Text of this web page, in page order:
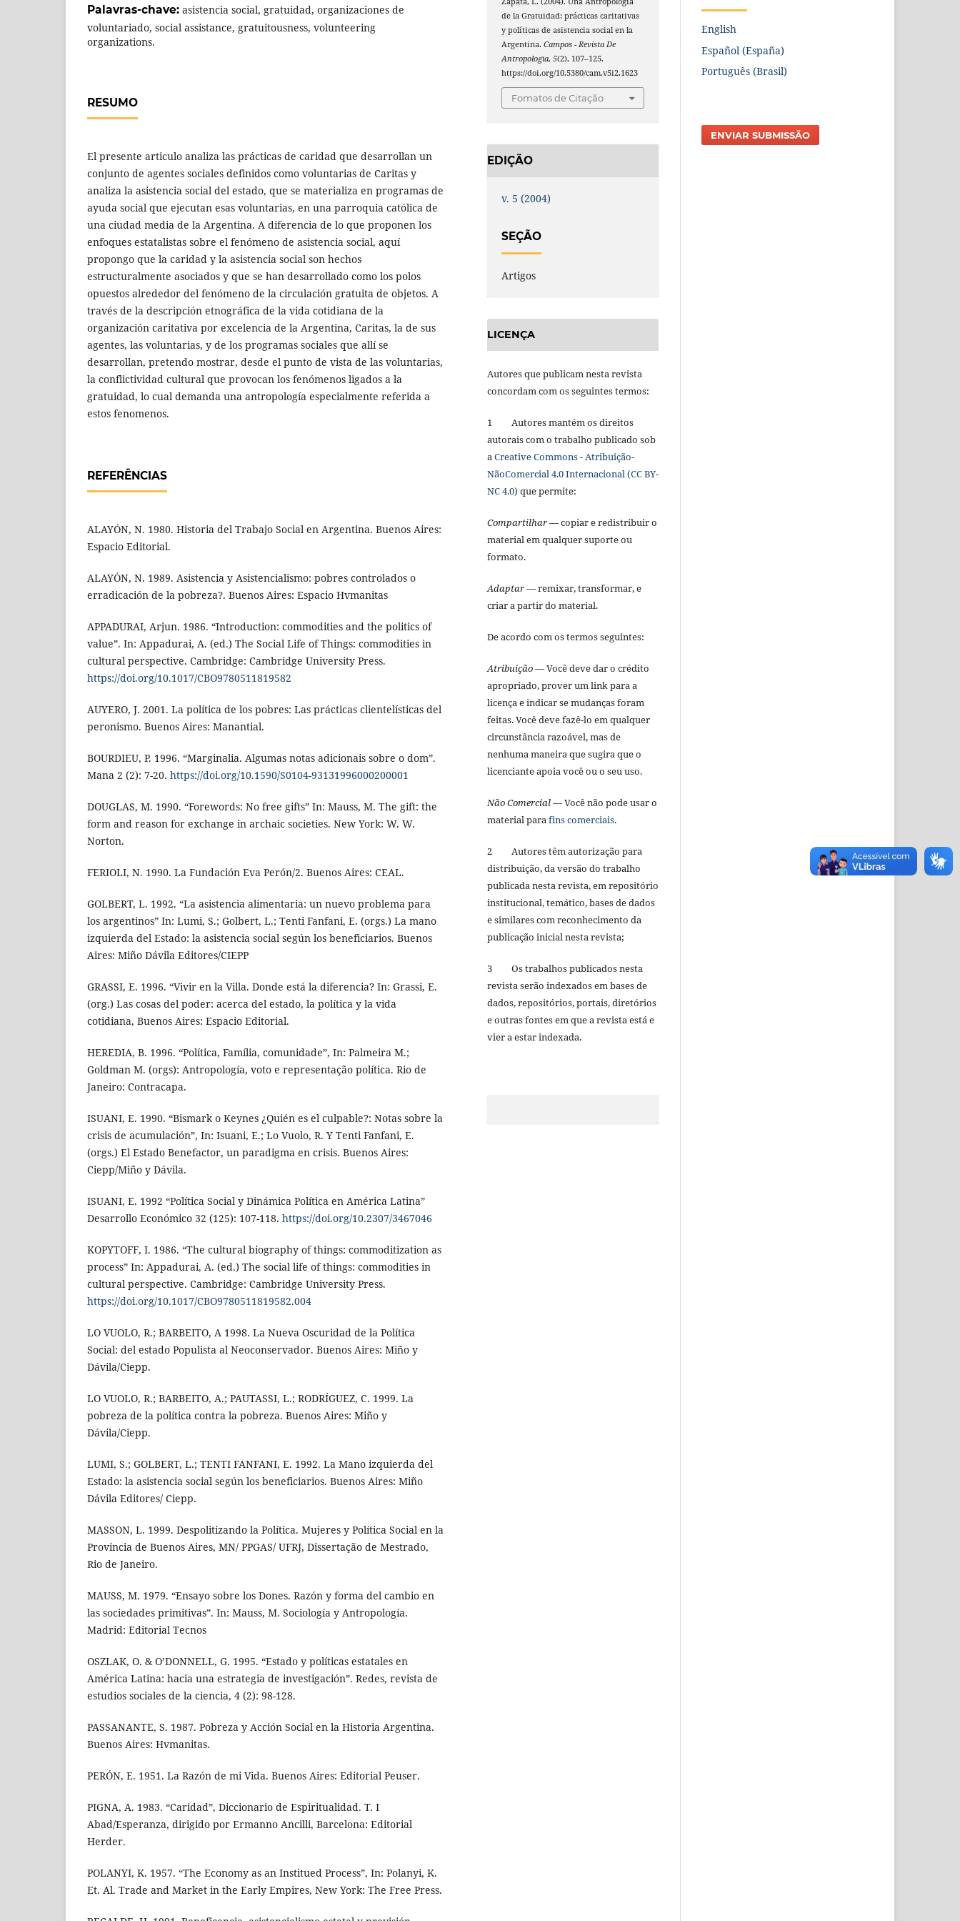
Palavras-chave: asistencia social, gratuidad, organizaciones de
voluntariado, social assistance, gratuitousness, volunteering
organizations.
RESUMO
El presente articulo analiza las prácticas de caridad que desarrollan un
conjunto de agentes sociales definidos como voluntarias de Caritas y
analiza la asistencia social del estado, que se materializa en programas de
ayuda social que ejecutan esas voluntarias, en una parroquia católica de
una ciudad media de la Argentina. A diferencia de lo que proponen los
enfoques estatalistas sobre el fenómeno de asistencia social, aquí
propongo que la caridad y la asistencia social son hechos
estructuralmente asociados y que se han desarrollado como los polos
opuestos alrededor del fenómeno de la circulación gratuita de objetos. A
través de la descripción etnográfica de la vida cotidiana de la
organización caritativa por excelencia de la Argentina, Caritas, la de sus
agentes, las voluntarias, y de los programas sociales que allí se
desarrollan, pretendo mostrar, desde el punto de vista de las voluntarias,
la conflictividad cultural que provocan los fenómenos ligados a la
gratuidad, lo cual demanda una antropología especialmente referida a
estos fenomenos.
REFERÊNCIAS
ALAYÓN, N. 1980. Historia del Trabajo Social en Argentina. Buenos Aires:
Espacio Editorial.
ALAYÓN, N. 1989. Asistencia y Asistencialismo: pobres controlados o
erradicación de la pobreza?. Buenos Aires: Espacio Hvmanitas
APPADURAI, Arjun. 1986. “Introduction: commodities and the politics of
value”. In: Appadurai, A. (ed.) The Social Life of Things: commodities in
cultural perspective. Cambridge: Cambridge University Press.
https://doi.org/10.1017/CBO9780511819582
AUYERO, J. 2001. La política de los pobres: Las prácticas clientelísticas del
peronismo. Buenos Aires: Manantial.
BOURDIEU, P. 1996. “Marginalia. Algumas notas adicionais sobre o dom”.
Mana 2 (2): 7-20. https://doi.org/10.1590/S0104-93131996000200001
DOUGLAS, M. 1990. “Forewords: No free gifts” In: Mauss, M. The gift: the
form and reason for exchange in archaic societies. New York: W. W.
Norton.
FERIOLI, N. 1990. La Fundación Eva Perón/2. Buenos Aires: CEAL.
GOLBERT, L. 1992. “La asistencia alimentaria: un nuevo problema para
los argentinos” In: Lumi, S.; Golbert, L.; Tenti Fanfani, E. (orgs.) La mano
izquierda del Estado: la asistencia social según los beneficiarios. Buenos
Aires: Miño Dávila Editores/CIEPP
GRASSI, E. 1996. “Vivir en la Villa. Donde está la diferencia? In: Grassi, E.
(org.) Las cosas del poder: acerca del estado, la política y la vida
cotidiana, Buenos Aires: Espacio Editorial.
HEREDIA, B. 1996. “Política, Família, comunidade”, In: Palmeira M.;
Goldman M. (orgs): Antropología, voto e representação política. Rio de
Janeiro: Contracapa.
ISUANI, E. 1990. “Bismark o Keynes ¿Quién es el culpable?: Notas sobre la
crisis de acumulación”, In: Isuani, E.; Lo Vuolo, R. Y Tenti Fanfani, E.
(orgs.) El Estado Benefactor, un paradigma en crisis. Buenos Aires:
Ciepp/Miño y Dávila.
ISUANI, E. 1992 “Política Social y Dinámica Política en América Latina”
Desarrollo Económico 32 (125): 107-118. https://doi.org/10.2307/3467046
KOPYTOFF, I. 1986. “The cultural biography of things: commoditization as
process” In: Appadurai, A. (ed.) The social life of things: commodities in
cultural perspective. Cambridge: Cambridge University Press.
https://doi.org/10.1017/CBO9780511819582.004
LO VUOLO, R.; BARBEITO, A 1998. La Nueva Oscuridad de la Política
Social: del estado Populista al Neoconservador. Buenos Aires: Miño y
Dávila/Ciepp.
LO VUOLO, R.; BARBEITO, A.; PAUTASSI, L.; RODRÍGUEZ, C. 1999. La
pobreza de la política contra la pobreza. Buenos Aires: Miño y
Dávila/Ciepp.
LUMI, S.; GOLBERT, L.; TENTI FANFANI, E. 1992. La Mano izquierda del
Estado: la asistencia social según los beneficiarios. Buenos Aires: Miño
Dávila Editores/ Ciepp.
MASSON, L. 1999. Despolitizando la Política. Mujeres y Política Social en la
Provincia de Buenos Aires, MN/ PPGAS/ UFRJ, Dissertação de Mestrado,
Rio de Janeiro.
MAUSS, M. 1979. “Ensayo sobre los Dones. Razón y forma del cambio en
las sociedades primitivas”. In: Mauss, M. Sociología y Antropología.
Madrid: Editorial Tecnos
OSZLAK, O. & O’DONNELL, G. 1995. “Estado y políticas estatales en
América Latina: hacia una estrategia de investigación”. Redes, revista de
estudios sociales de la ciencia, 4 (2): 98-128.
PASSANANTE, S. 1987. Pobreza y Acción Social en la Historia Argentina.
Buenos Aires: Hvmanitas.
PERÓN, E. 1951. La Razón de mi Vida. Buenos Aires: Editorial Peuser.
PIGNA, A. 1983. “Caridad”, Diccionario de Espiritualidad. T. I
Abad/Esperanza, dirigido por Ermanno Ancilli, Barcelona: Editorial
Herder.
POLANYI, K. 1957. “The Economy as an Institued Process”, In: Polanyi, K.
Et. Al. Trade and Market in the Early Empires, New York: The Free Press.
de la Gratuidad: prácticas caritativas
y políticas de asistencia social en la
Argentina.Campos - Revista De
Antropologia,5(2), 107–125.
https://doi.org/10.5380/cam.v5i2.1623
Fomatos de Citação
EDIÇÃO
v. 5 (2004)
SEÇÃO
Artigos
LICENÇA
Autores que publicam nesta revista
concordam com os seguintes termos:
1 Autores mantém os direitos
autorais com o trabalho publicado sob
aCreative Commons - Atribuição-
NãoComercial 4.0 Internacional (CC BY-
NC 4.0) que permite:
Compartilhar— copiar e redistribuir o
material em qualquer suporte ou
formato.
Adaptar— remixar, transformar, e
criar a partir do material.
De acordo com os termos seguintes:
Atribuição— Você deve dar o crédito
apropriado, prover um link para a
licença e indicar se mudanças foram
feitas. Você deve fazê-lo em qualquer
circunstância razoável, mas de
nenhuma maneira que sugira que o
licenciante apoia você ou o seu uso.
Não Comercial— Você não pode usar o
material parafins comerciais.
2 Autores têm autorização para
distribuição, da versão do trabalho
publicada nesta revista, em repositório
institucional, temático, bases de dados
e similares com reconhecimento da
publicação inicial nesta revista;
3 Os trabalhos publicados nesta
revista serão indexados em bases de
dados, repositórios, portais, diretórios
e outras fontes em que a revista está e
vier a estar indexada.
English
Español (España)
Português (Brasil)
ENVIAR SUBMISSÃO